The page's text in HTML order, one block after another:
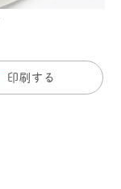
印刷する